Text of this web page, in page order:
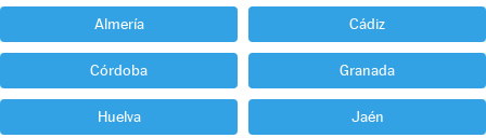
Almería Cádiz
Córdoba Granada
Huelva Jaén